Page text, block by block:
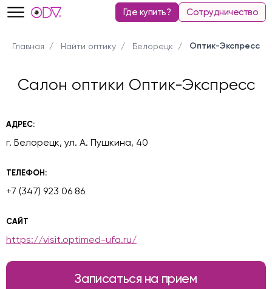
Где купить? Сотрудничество
Главная Найти оптику Белорецк Оптик-Экспресс
Салон оптики Оптик-Экспресс
АДРЕС:
г. Белорецк, ул. А. Пушкина, 40
ТЕЛЕФОН:
+7 (347) 923 06 86
САЙТ
https://visit.optimed-ufa.ru/
Записаться на прием